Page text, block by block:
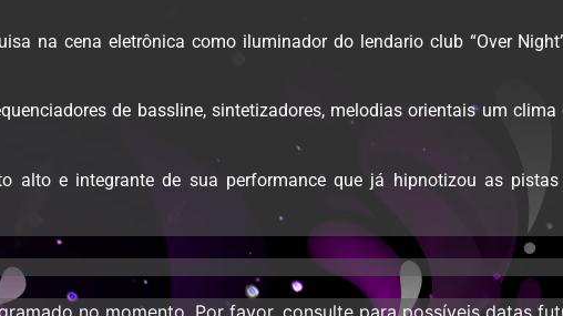
na cena eletrônica como iluminador do lendario club “Over
de bassline, sintetizadores, melodias orientais um
alto e integrante de sua performance que já hipnotizou as